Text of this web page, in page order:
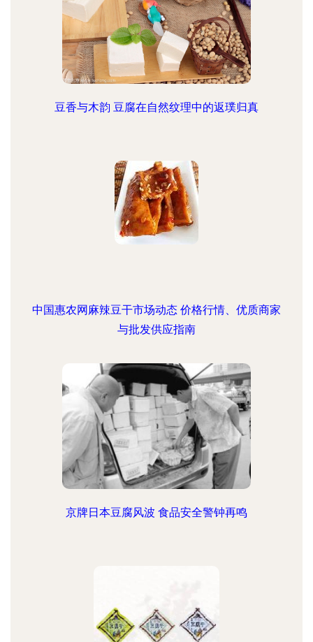
豆香与木韵 豆腐在自然纹理中的返璞归真
中国惠农网麻辣豆干市场动态 价格行情、优质商家
与批发供应指南
京牌日本豆腐风波 食品安全警钟再鸣